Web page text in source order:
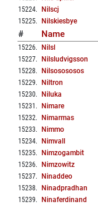
15224. Nilscj
15225. Nilskiesbye
# Name
15226. Nilsl
15227. Nilsludvigsson
15228. Nilsosososos
15229. Niltron
15230. Niluka
15231 . Nimare
15232. Nimarmas
15233. Nimmo
15234. Nimvall
15235. Nimzogambit
15236. Nimzowitz
15237. Ninaddeo
15238. Ninadpradhan
15239. Ninaferdinand